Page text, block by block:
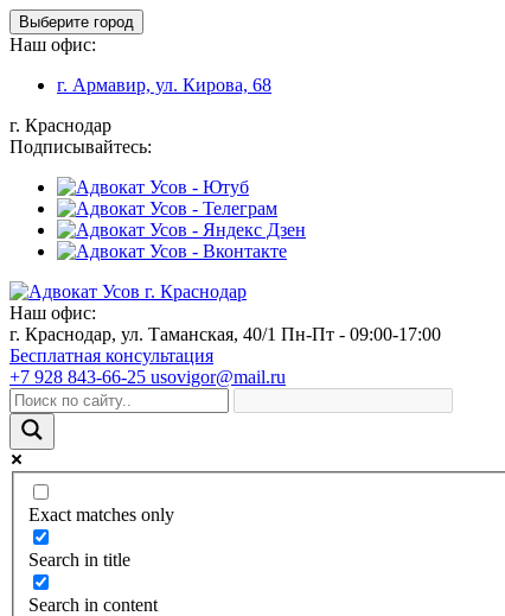
Выберите город
Наш офис:
г. Армавир, ул. Кирова, 68
г. Краснодар
Подписывайтесь:
Наш офис:
г. Краснодар, ул. Таманская, 40/1 Пн-Пт - 09:00-17:00
Бесплатная консультация
+7 928 843-66-25 usovigor@mail.ru
Exact matches only
Search in title
Search in content